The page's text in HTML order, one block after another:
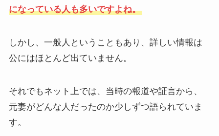
になっている人も多いですよね。
しかし、一般人ということもあり、詳しい情報は
公にはほとんど出ていません。
それでもネット上では、当時の報道や証言から、
元妻がどんな人だったのか少しずつ語られていま
す。